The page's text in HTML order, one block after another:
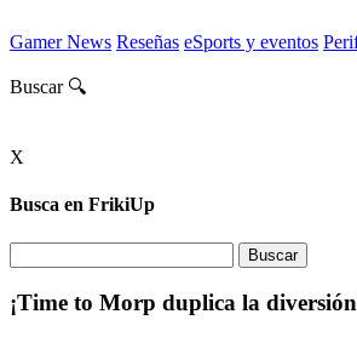
Gamer News Reseñas eSports y eventos
Buscar 🔍
X
Busca en FrikiUp
¡Time to Morp duplica la